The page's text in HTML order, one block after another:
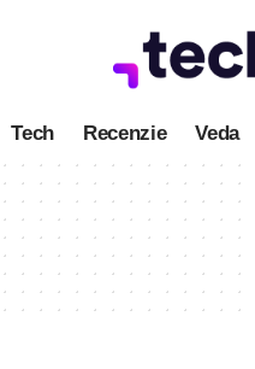
Tech Recenzie Veda